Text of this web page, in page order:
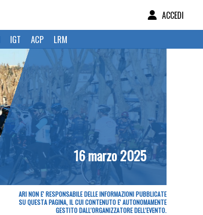
ACCEDI
IGT ACP LRM
16 marzo 2025
ARI NON E' RESPONSABILE DELLE INFORMAZIONI PUBBLICATE
SU QUESTA PAGINA, IL CUI CONTENUTO E' AUTONOMAMENTE
GESTITO DALL'ORGANIZZATORE DELL'EVENTO.